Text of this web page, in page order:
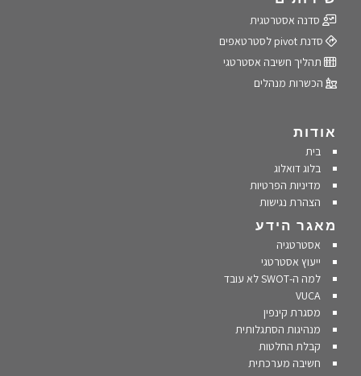
סדנה אסטרטגית
סדנת pivot לסטרטאפים
תהליך חשיבה אסטרטגי
הכשרות מנהלים
אודות
בית
בלוג דואלוג
מדיניות הפרטיות
הצהרת נגישות
מאגר הידע
אסטרטגיה
ייעוץ אסטרטגי
למה ה-SWOT לא עובד
VUCA
מסגרת קינפין
מנהיגות הסתגלותית
קבלת החלטות
חשיבה מערכתית